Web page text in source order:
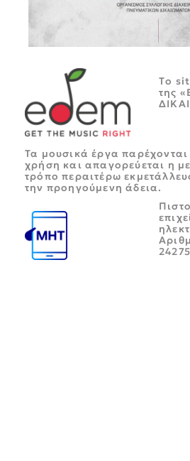
Tο
της
Τα μουσικά έργα παρέχονται
χρήση και απαγορεύεται η
τρόπο περαιτέρω
την προηγούμενη άδεια.